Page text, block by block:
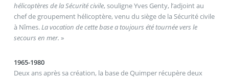
hélicoptères de la Sécurité civile, souligne Yves Genty, l’adjoint au
chef de groupement hélicoptère, venu du siège de la Sécurité civile
à Nîmes.La vocation de cette base a toujours été tournée vers le
secours en mer. »
1965-1980
Deux ans après sa création, la base de Quimper récupère deux